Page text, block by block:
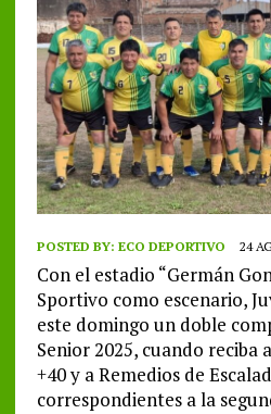
POSTED BY: ECO DEPORTIVO 24
Con el estadio “Germán
Sportivo como escenario,
este domingo un doble
Senior 2025, cuando reciba
+40 y a Remedios de
correspondientes a la